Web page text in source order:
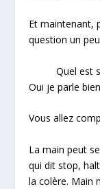
Et maintenant,
question un
Quel est
Oui je parle
Vous allez
La main peut
qui dit stop,
la colère. Main